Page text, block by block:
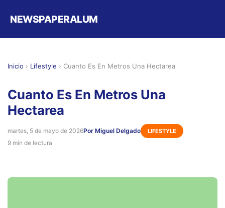
NEWSPAPERALUM
Inicio › Lifestyle › Cuanto Es En Metros Una Hectarea
Cuanto Es En Metros Una
Hectarea
martes, 5 de mayo de 2026Por Miguel Delgado LIFESTYLE
9 min de lectura